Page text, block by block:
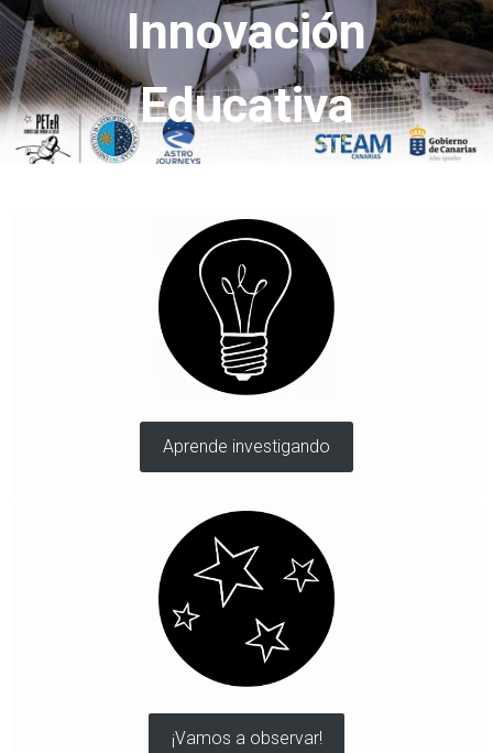
Innovación
Educativa
Aprende investigando
¡Vamos a observar!